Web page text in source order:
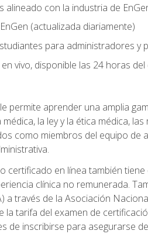
con la industria de
(actualizada diariamente)
para administradores y
vivo, disponible las 24 horas
permite aprender una amplia
la ley y la ética médica,
como miembros del equipo
certificado en línea también
clínica no remunerada.
a través de la Asociación
tarifa del examen de
de inscribirse para asegurarse